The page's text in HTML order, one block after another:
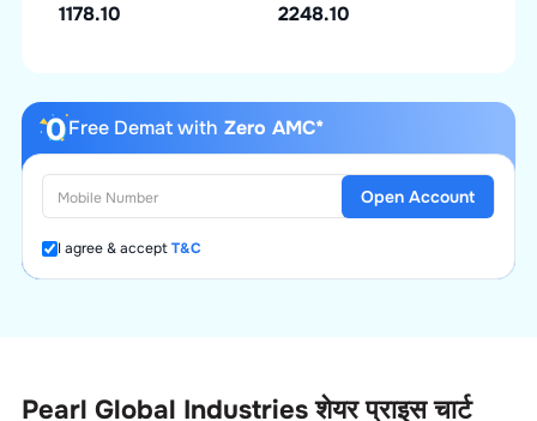
1178.10 2248.10
Free Demat with Zero AMC*
I agree & acceptT&C
Open Account
Pearl Global Industries शेयर प्राइस चार्ट